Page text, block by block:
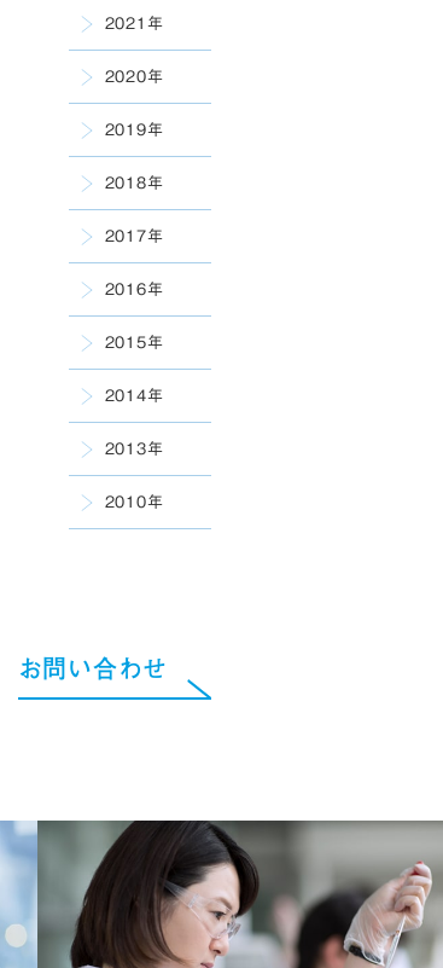
2021年
2020年
2019年
2018年
2017年
2016年
2015年
2014年
2013年
2010年
お問い合わせ